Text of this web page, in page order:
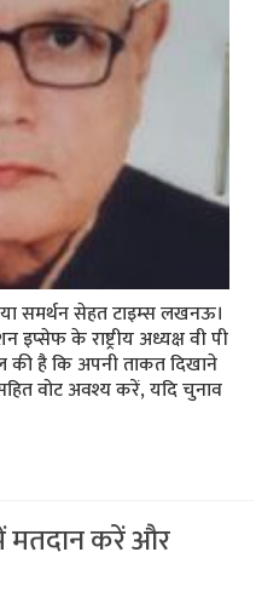
समर्थन सेहत टाइम्स लखनऊ।
के राष्ट्रीय अध्यक्ष वी पी
की है कि अपनी ताकत दिखाने
वोट अवश्य करें, यदि चुनाव
मतदान करें और